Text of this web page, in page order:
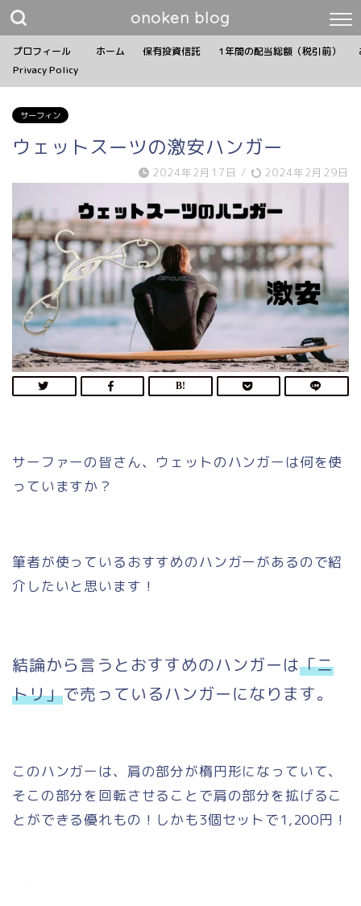
onoken blog
プロフィール
Privacy Policy
ホーム 保有投資信託 1年間の配当総額（税引前）
サーフィン
ウェットスーツの激安ハンガー
2024年2月17日 / 2024年2月29日
サーファーの皆さん、ウェットのハンガーは何を使
っていますか？
筆者が使っているおすすめのハンガーがあるので紹
介したいと思います！
結論から言うとおすすめのハンガーは「ニ
トリ」で売っているハンガーになります。
このハンガーは、肩の部分が楕円形になっていて、
そこの部分を回転させることで肩の部分を拡げるこ
とができる優れもの！しかも3個セットで1,200円！